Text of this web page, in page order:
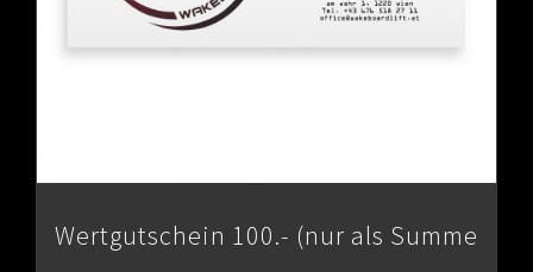
Wertgutschein 100.- (nur als Summe